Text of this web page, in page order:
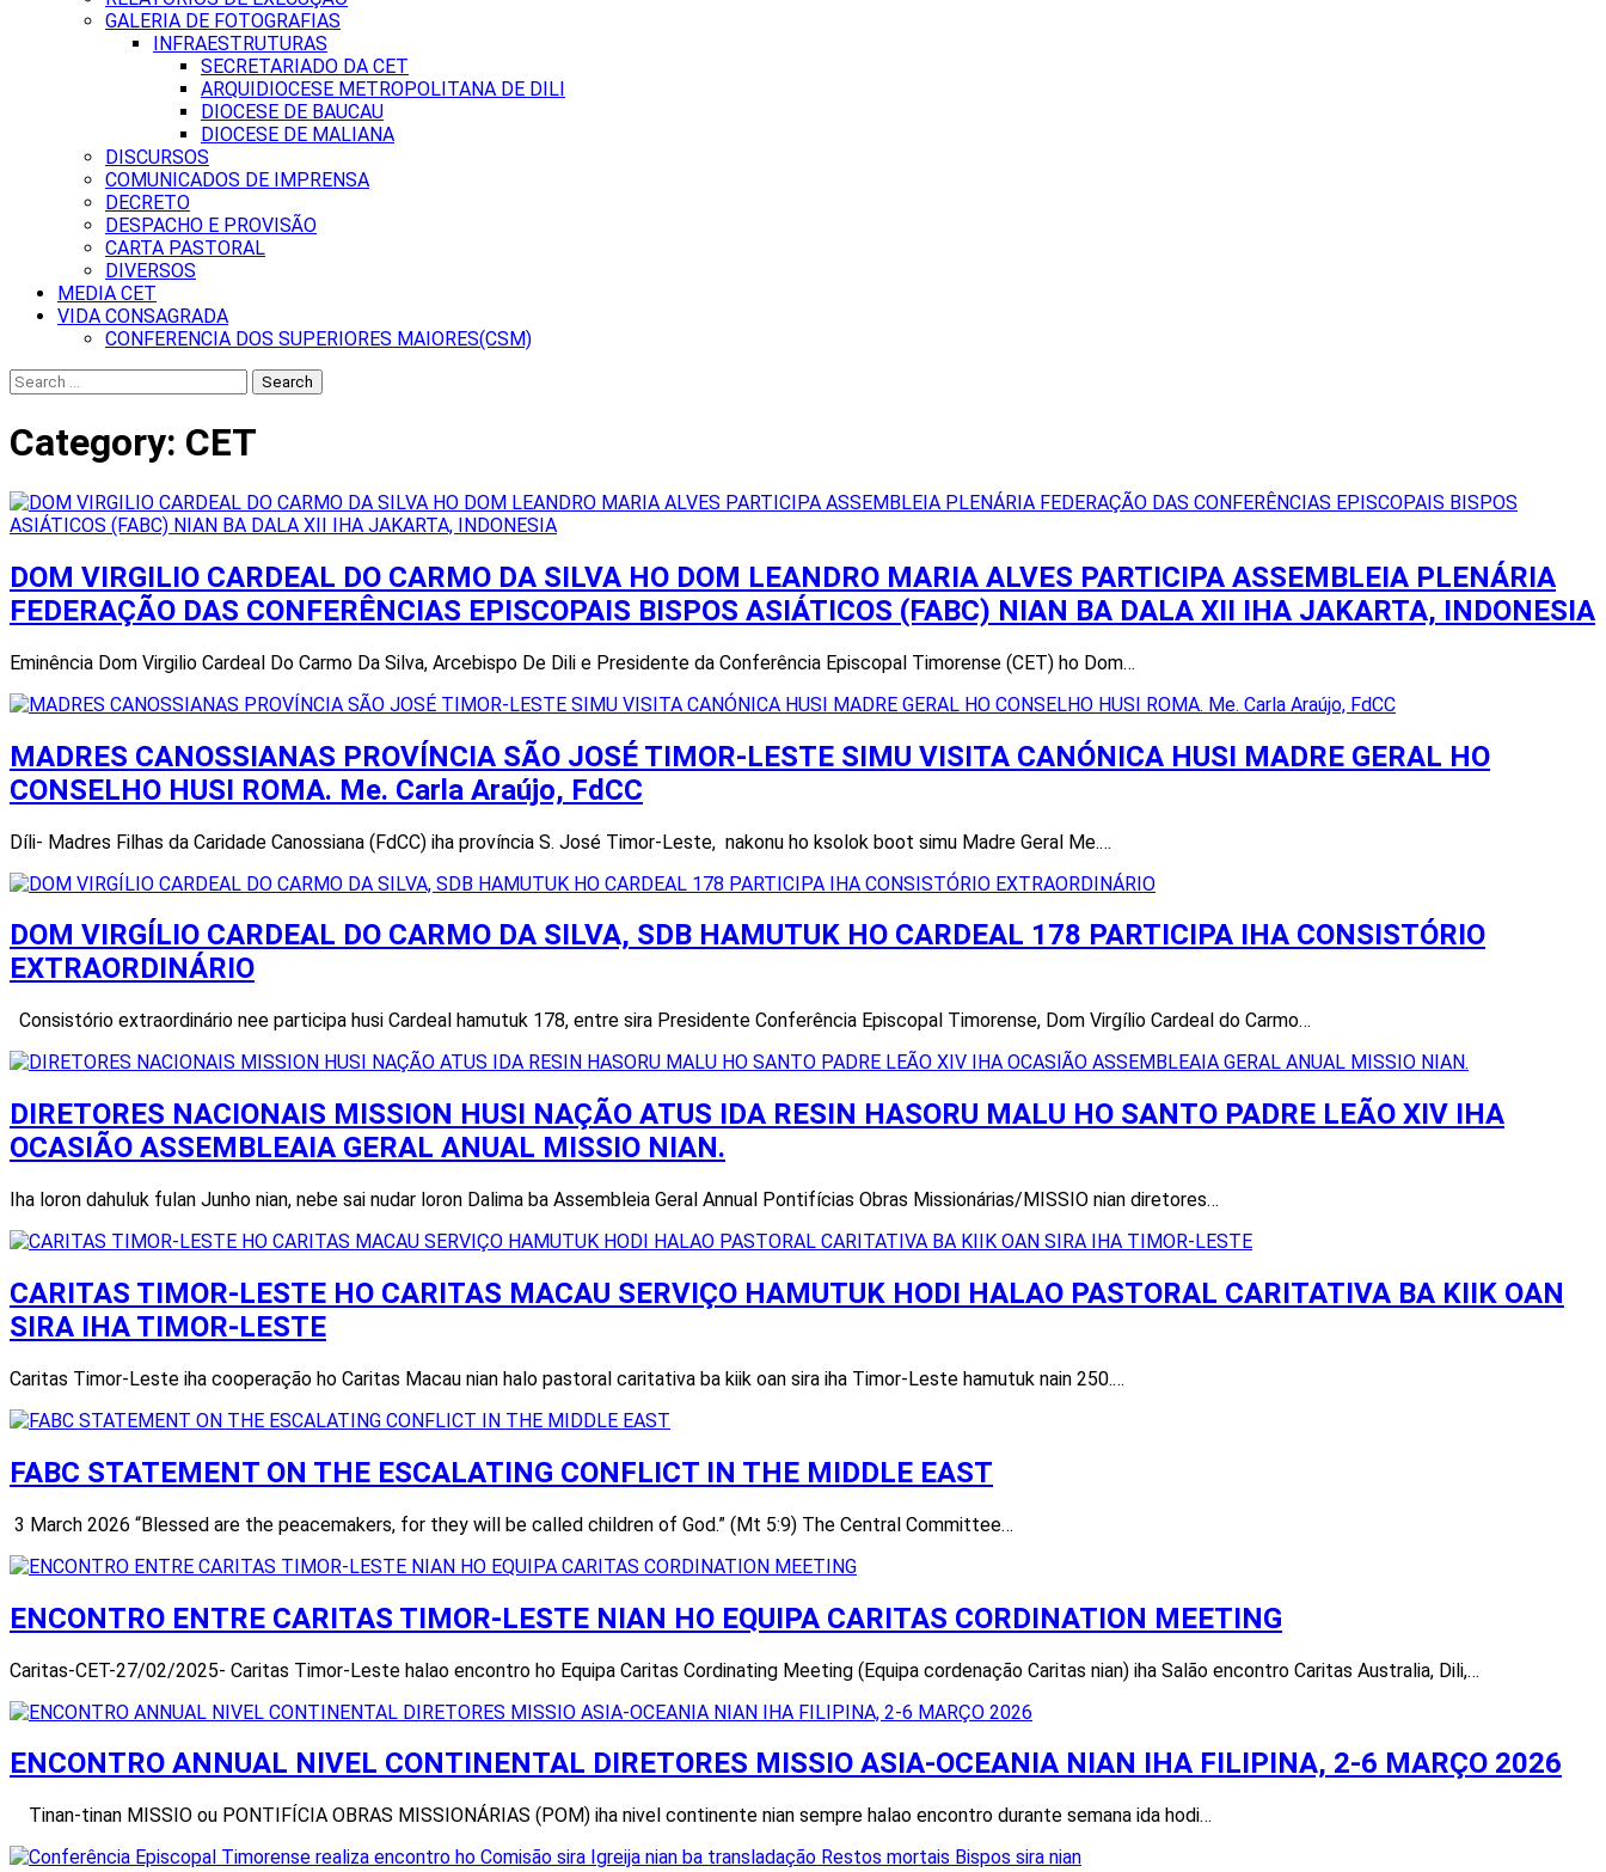
GALERIA DE FOTOGRAFIAS
INFRAESTRUTURAS
SECRETARIADO DA CET
ARQUIDIOCESE METROPOLITANA DE DILI
DIOCESE DE BAUCAU
DIOCESE DE MALIANA
DISCURSOS
COMUNICADOS DE IMPRENSA
DECRETO
DESPACHO E PROVISÃO
CARTA PASTORAL
DIVERSOS
MEDIA CET
VIDA CONSAGRADA
CONFERENCIA DOS SUPERIORES MAIORES(CSM)
Search
for:
Category: CET
DOM VIRGILIO CARDEAL DO CARMO DA SILVA HO DOM LEANDRO MARIA ALVES PARTICIPA ASSEMBLEIA PLENÁRIA
FEDERAÇÃO DAS CONFERÊNCIAS EPISCOPAIS BISPOS ASIÁTICOS (FABC) NIAN BA DALA XII IHA JAKARTA, INDONESIA
Eminência Dom Virgilio Cardeal Do Carmo Da Silva, Arcebispo De Dili e Presidente da Conferência Episcopal Timorense (CET) ho Dom…
MADRES CANOSSIANAS PROVÍNCIA SÃO JOSÉ TIMOR-LESTE SIMU VISITA CANÓNICA HUSI MADRE GERAL HO
CONSELHO HUSI ROMA. Me. Carla Araújo, FdCC
Díli- Madres Filhas da Caridade Canossiana (FdCC) iha província S. José Timor-Leste, nakonu ho ksolok boot simu Madre Geral Me.…
DOM VIRGÍLIO CARDEAL DO CARMO DA SILVA, SDB HAMUTUK HO CARDEAL 178 PARTICIPA IHA CONSISTÓRIO
EXTRAORDINÁRIO
Consistório extraordinário nee participa husi Cardeal hamutuk 178, entre sira Presidente Conferência Episcopal Timorense, Dom Virgílio Cardeal do Carmo…
DIRETORES NACIONAIS MISSION HUSI NAÇÃO ATUS IDA RESIN HASORU MALU HO SANTO PADRE LEÃO XIV IHA
OCASIÃO ASSEMBLEAIA GERAL ANUAL MISSIO NIAN.
Iha loron dahuluk fulan Junho nian, nebe sai nudar loron Dalima ba Assembleia Geral Annual Pontifícias Obras Missionárias/MISSIO nian diretores…
CARITAS TIMOR-LESTE HO CARITAS MACAU SERVIÇO HAMUTUK HODI HALAO PASTORAL CARITATIVA BA KIIK OAN
SIRA IHA TIMOR-LESTE
Caritas Timor-Leste iha cooperação ho Caritas Macau nian halo pastoral caritativa ba kiik oan sira iha Timor-Leste hamutuk nain 250.…
FABC STATEMENT ON THE ESCALATING CONFLICT IN THE MIDDLE EAST
3 March 2026 “Blessed are the peacemakers, for they will be called children of God.” (Mt 5:9) The Central Committee…
ENCONTRO ENTRE CARITAS TIMOR-LESTE NIAN HO EQUIPA CARITAS CORDINATION MEETING
Caritas-CET-27/02/2025- Caritas Timor-Leste halao encontro ho Equipa Caritas Cordinating Meeting (Equipa cordenação Caritas nian) iha Salão encontro Caritas Australia, Dili,…
ENCONTRO ANNUAL NIVEL CONTINENTAL DIRETORES MISSIO ASIA-OCEANIA NIAN IHA FILIPINA, 2-6 MARÇO 2026
Tinan-tinan MISSIO ou PONTIFÍCIA OBRAS MISSIONÁRIAS (POM) iha nivel continente nian sempre halao encontro durante semana ida hodi…